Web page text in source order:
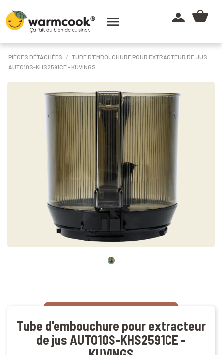

PIÈCES DÉTACHÉES
TUBE D'EMBOUCHURE POUR EXTRACTEUR DE JUS
AUTO10S-KHS2591CE - KUVINGS
Tube d'embouchure pour extracteur
de jus AUTO10S-KHS2591CE -